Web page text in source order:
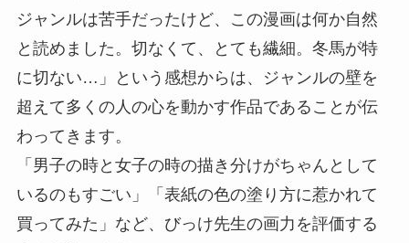
ジャンルは苦手だったけど、この漫画は何か自然
と読めました。切なくて、とても繊細。冬馬が特
に切ない…」という感想からは、ジャンルの壁を
超えて多くの人の心を動かす作品であることが伝
わってきます。
「男子の時と女子の時の描き分けがちゃんとして
いるのもすごい」「表紙の色の塗り方に惹かれて
買ってみた」など、びっけ先生の画力を評価する